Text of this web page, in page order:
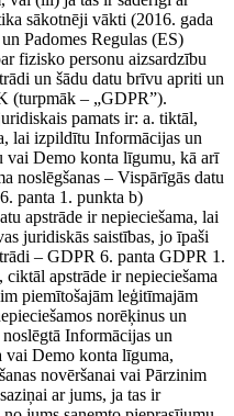
sākotnēji vākti (2016. gada
Padomes Regulas (ES)
fizisko personu aizsardzību
un šādu datu brīvu apriti un
(turpmāk – „GDPR”).
pamats ir: a. tiktāl,
lai izpildītu Informācijas un
Demo konta līgumu, kā arī
noslēgšanas – Vispārīgās datu
panta 1. punkta b)
apstrāde ir nepieciešama, lai
juridiskās saistības, jo īpaši
– GDPR 6. panta GDPR 1.
apstrāde ir nepieciešama
piemītošajām leģitīmajām
norēķinus un
Informācijas un
Demo konta līguma,
novēršanai vai Pārzinim
ar jums, ja tas ir